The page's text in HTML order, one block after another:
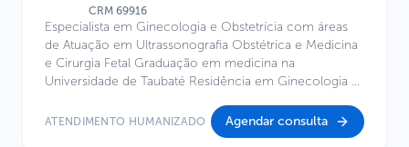
CRM69916
Especialista em Ginecologia e Obstetrícia com áreas
de Atuação em Ultrassonografia Obstétrica e Medicina
e Cirurgia Fetal Graduação em medicina na
Universidade de Taubaté Residência em Ginecologia e
e Doutor em Obstetrícia pela UNICAMP Professor
Adjunto de Obstetrícia na Universidade de Taubaté
ATENDIMENTO HUMANIZADO Agendar consulta